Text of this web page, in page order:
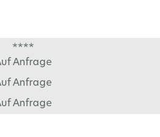
****
Anfrage
Anfrage
Anfrage